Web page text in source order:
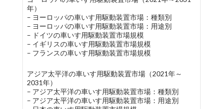
年）
– ヨーロッパの車いす用駆動装置市場：種類別
– ヨーロッパの車いす用駆動装置市場：用途別
– ドイツの車いす用駆動装置市場規模
– イギリスの車いす用駆動装置市場規模
– フランスの車いす用駆動装置市場規模
アジア太平洋の車いす用駆動装置市場（2021年～
2031年）
– アジア太平洋の車いす用駆動装置市場：種類別
– アジア太平洋の車いす用駆動装置市場：用途別